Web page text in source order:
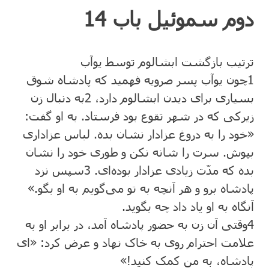
دوم سموئیل باب 14
ترتیب بازگشت ابشالوم توسط یوآب
1چون یوآب پسر صرویه فهمید که پادشاه شوق
بسیاری برای دیدن ابشالوم دارد، 2به دنبال زن
زیرکی که در شهر تقوع بود فرستاد. به او گفت:
«خود را به دروغ عزادار نشان بده. لباس عزاداری
بپوش. سرت را شانه نکن و طوری خود را نشان
بده که مدّت زیادی عزادار بوده‌ای. 3سپس نزد
پادشاه برو و هر آنچه به تو می‌گویم به او بگو.»
آنگاه به او یاد داد چه بگوید.
4وقتی آن زن به حضور پادشاه آمد، در برابر او به
علامت احترام روی به خاک نهاد و عرض کرد: «ای
پادشاه، به من کمک کنید!»